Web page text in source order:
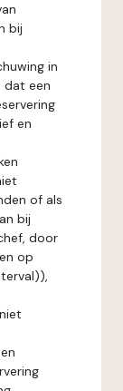
bij
in
dat een
en
of als
bij
door
op